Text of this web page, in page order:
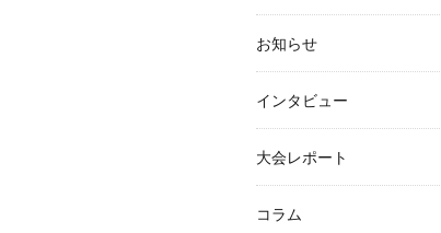
お知らせ
インタビュー
大会レポート
コラム